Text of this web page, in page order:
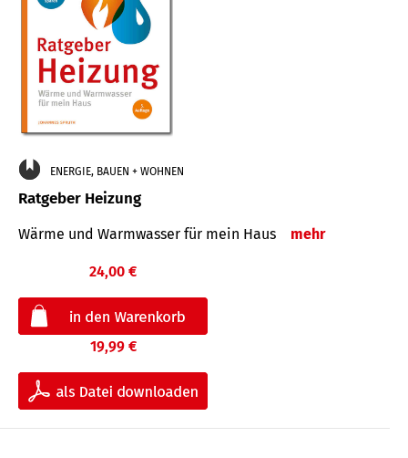
ENERGIE, BAUEN + WOHNEN
Ratgeber Heizung
Wärme und Warmwasser für mein Haus mehr
24,00 €
19,99 €